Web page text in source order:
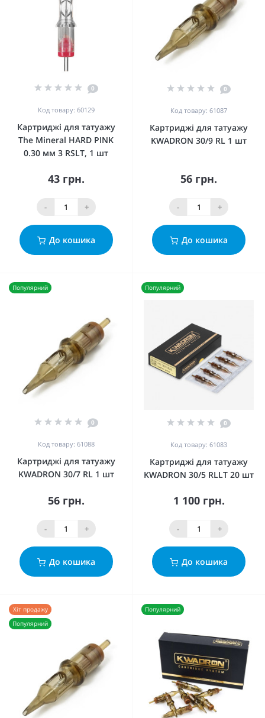
0
Код товару: 60129
Картриджі для татуажу
The Mineral HARD PINK
0.30 мм 3 RSLT, 1 шт
43 грн.
- +
До кошика
0
Код товару: 61087
Картриджі для татуажу
KWADRON 30/9 RL 1 шт
56 грн.
- +
До кошика
Популярний
0
Код товару: 61088
Картриджі для татуажу
KWADRON 30/7 RL 1 шт
56 грн.
- +
До кошика
Популярний
0
Код товару: 61083
Картриджі для татуажу
KWADRON 30/5 RLLT 20 шт
1 100 грн.
- +
До кошика
Хіт продажу
Популярний
Популярний